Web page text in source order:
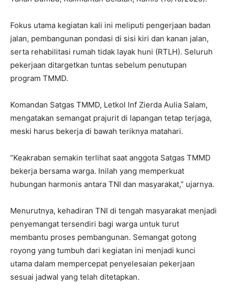
Fokus utama kegiatan kali ini meliputi pengerjaan badan
jalan, pembangunan pondasi di sisi kiri dan kanan jalan,
serta rehabilitasi rumah tidak layak huni (RTLH). Seluruh
pekerjaan ditargetkan tuntas sebelum penutupan
program TMMD.
Komandan Satgas TMMD, Letkol Inf Zierda Aulia Salam,
mengatakan semangat prajurit di lapangan tetap terjaga,
meski harus bekerja di bawah teriknya matahari.
“Keakraban semakin terlihat saat anggota Satgas TMMD
bekerja bersama warga. Inilah yang memperkuat
hubungan harmonis antara TNI dan masyarakat,” ujarnya.
Menurutnya, kehadiran TNI di tengah masyarakat menjadi
penyemangat tersendiri bagi warga untuk turut
membantu proses pembangunan. Semangat gotong
royong yang tumbuh dari kegiatan ini menjadi kunci
utama dalam mempercepat penyelesaian pekerjaan
sesuai jadwal yang telah ditetapkan.